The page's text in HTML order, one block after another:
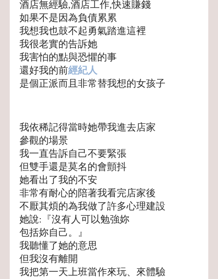
酒店無經驗,酒店工作,快速賺錢
如果不是因為負債累累
我想我也鼓不起勇氣踏進這裡
我很老實的告訴她
我害怕的點與恐懼的事
還好我的前經紀人
是個正派而且非常替我想的女孩子
我依稀記得當時她帶我進去店家
參觀的場景
我一直告訴自己不要緊張
但雙手還是莫名的會顫抖
她看出了我的不安
非常有耐心的陪著我看完店家後
不厭其煩的為我做了許多心理建設
她說:『沒有人可以勉強妳
包括妳自己。』
我聽懂了她的意思
但我沒有離開
我把第一天上班當作來玩、來體驗